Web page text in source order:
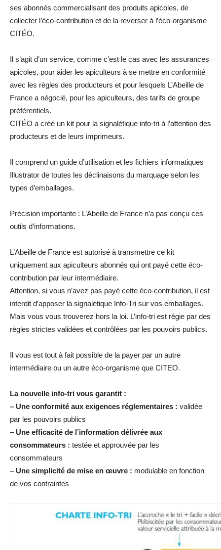
ses abonnés commercialisant des produits apicoles, de
collecter l’éco-contribution et de la reverser à l’éco-organisme
CITÉO.
Il s’agit d’un service, comme c’est le cas avec les assurances
apicoles, pour aider les apiculteurs à se mettre en conformité
avec les règles des producteurs et pour lesquels L’Abeille de
France a négocié, pour les apiculteurs, des tarifs de groupe
préférentiels.
CITÉO a créé un kit pour la signalétique info-tri à l’attention des
producteurs et de leurs imprimeurs.
Il comprend un guide d’utilisation et les fichiers informatiques
Illustrator de toutes les déclinaisons du marquage selon les
types d’emballages.
Précision importante : L’Abeille de France n’a pas conçu ces
outils d’informations.
L’Abeille de France est autorisé à transmettre ce kit
uniquement aux apiculteurs abonnés qui ont payé cette éco-
contribution par leur intermédiaire.
Attention, si vous n’avez pas payé cette éco-contribution, il est
interdit d’apposer la signalétique Info-Tri sur vos emballages.
Mais vous vous trouverez hors la loi. L’info-tri est régie par des
règles strictes validées et contrôlées par les pouvoirs publics.
Il vous est tout à fait possible de la payer par un autre
intermédiaire ou un autre éco-organisme que CITEO.
La nouvelle info-tri vous garantit :
– Une conformité aux exigences réglementaires : validée
par les pouvoirs publics
– Une efficacité de l’information délivrée aux
consommateurs : testée et approuvée par les
consommateurs
– Une simplicité de mise en œuvre : modulable en fonction
de vos contraintes